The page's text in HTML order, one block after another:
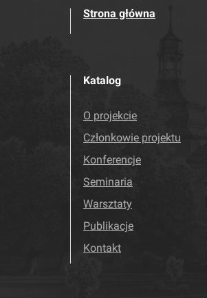
Strona główna
Katalog
O projekcie
Członkowie projektu
Konferencje
Seminaria
Warsztaty
Publikacje
Kontakt